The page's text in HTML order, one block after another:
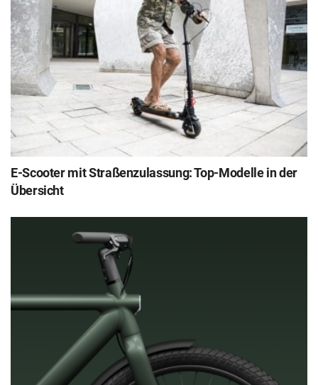
E-Scooter mit Straßenzulassung: Top-Modelle in der
Übersicht